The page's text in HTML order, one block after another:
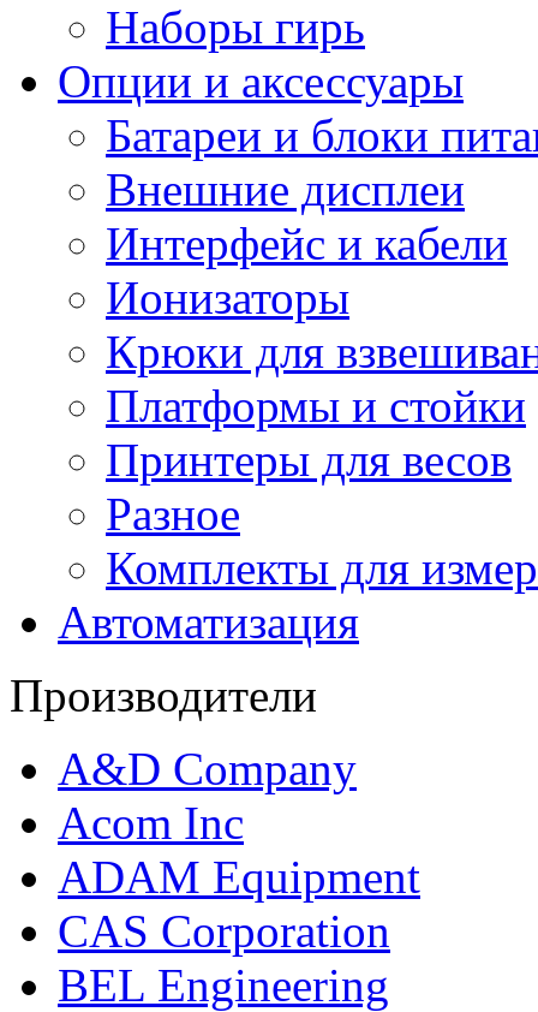
Наборы гирь
Опции и аксессуары
Батареи и блоки
Внешние дисплеи
Интерфейс и кабели
Ионизаторы
Крюки для
Платформы и стойки
Принтеры для весов
Разное
Комплекты для
Автоматизация
Производители
A&D Company
Acom Inc
ADAM Equipment
CAS Corporation
BEL Engineering